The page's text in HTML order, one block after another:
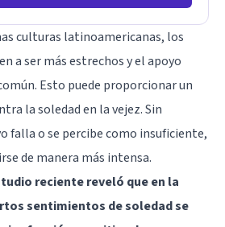
culturas latinoamericanas, los
a ser más estrechos y el apoyo
Esto puede proporcionar un
la soledad en la vejez. Sin
falla o se percibe como insuficiente,
de manera más intensa.
reciente reveló que en la
sentimientos de soledad se